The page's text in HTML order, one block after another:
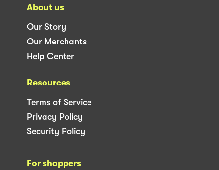
About us
Our Story
Our Merchants
Help Center
Resources
Terms of Service
Privacy Policy
Security Policy
For shoppers